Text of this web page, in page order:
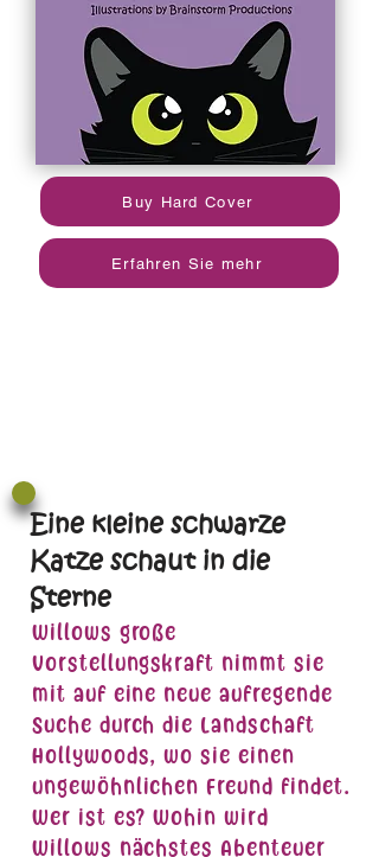
Buy Hard Cover
Erfahren Sie mehr
Eine kleine schwarze
Katze schaut in die
Sterne
Willows große
Vorstellungskraft nimmt sie
mit auf eine neue aufregende
Suche durch die Landschaft
Hollywoods, wo sie einen
ungewöhnlichen Freund findet.
Wer ist es? Wohin wird
Willows nächstes Abenteuer